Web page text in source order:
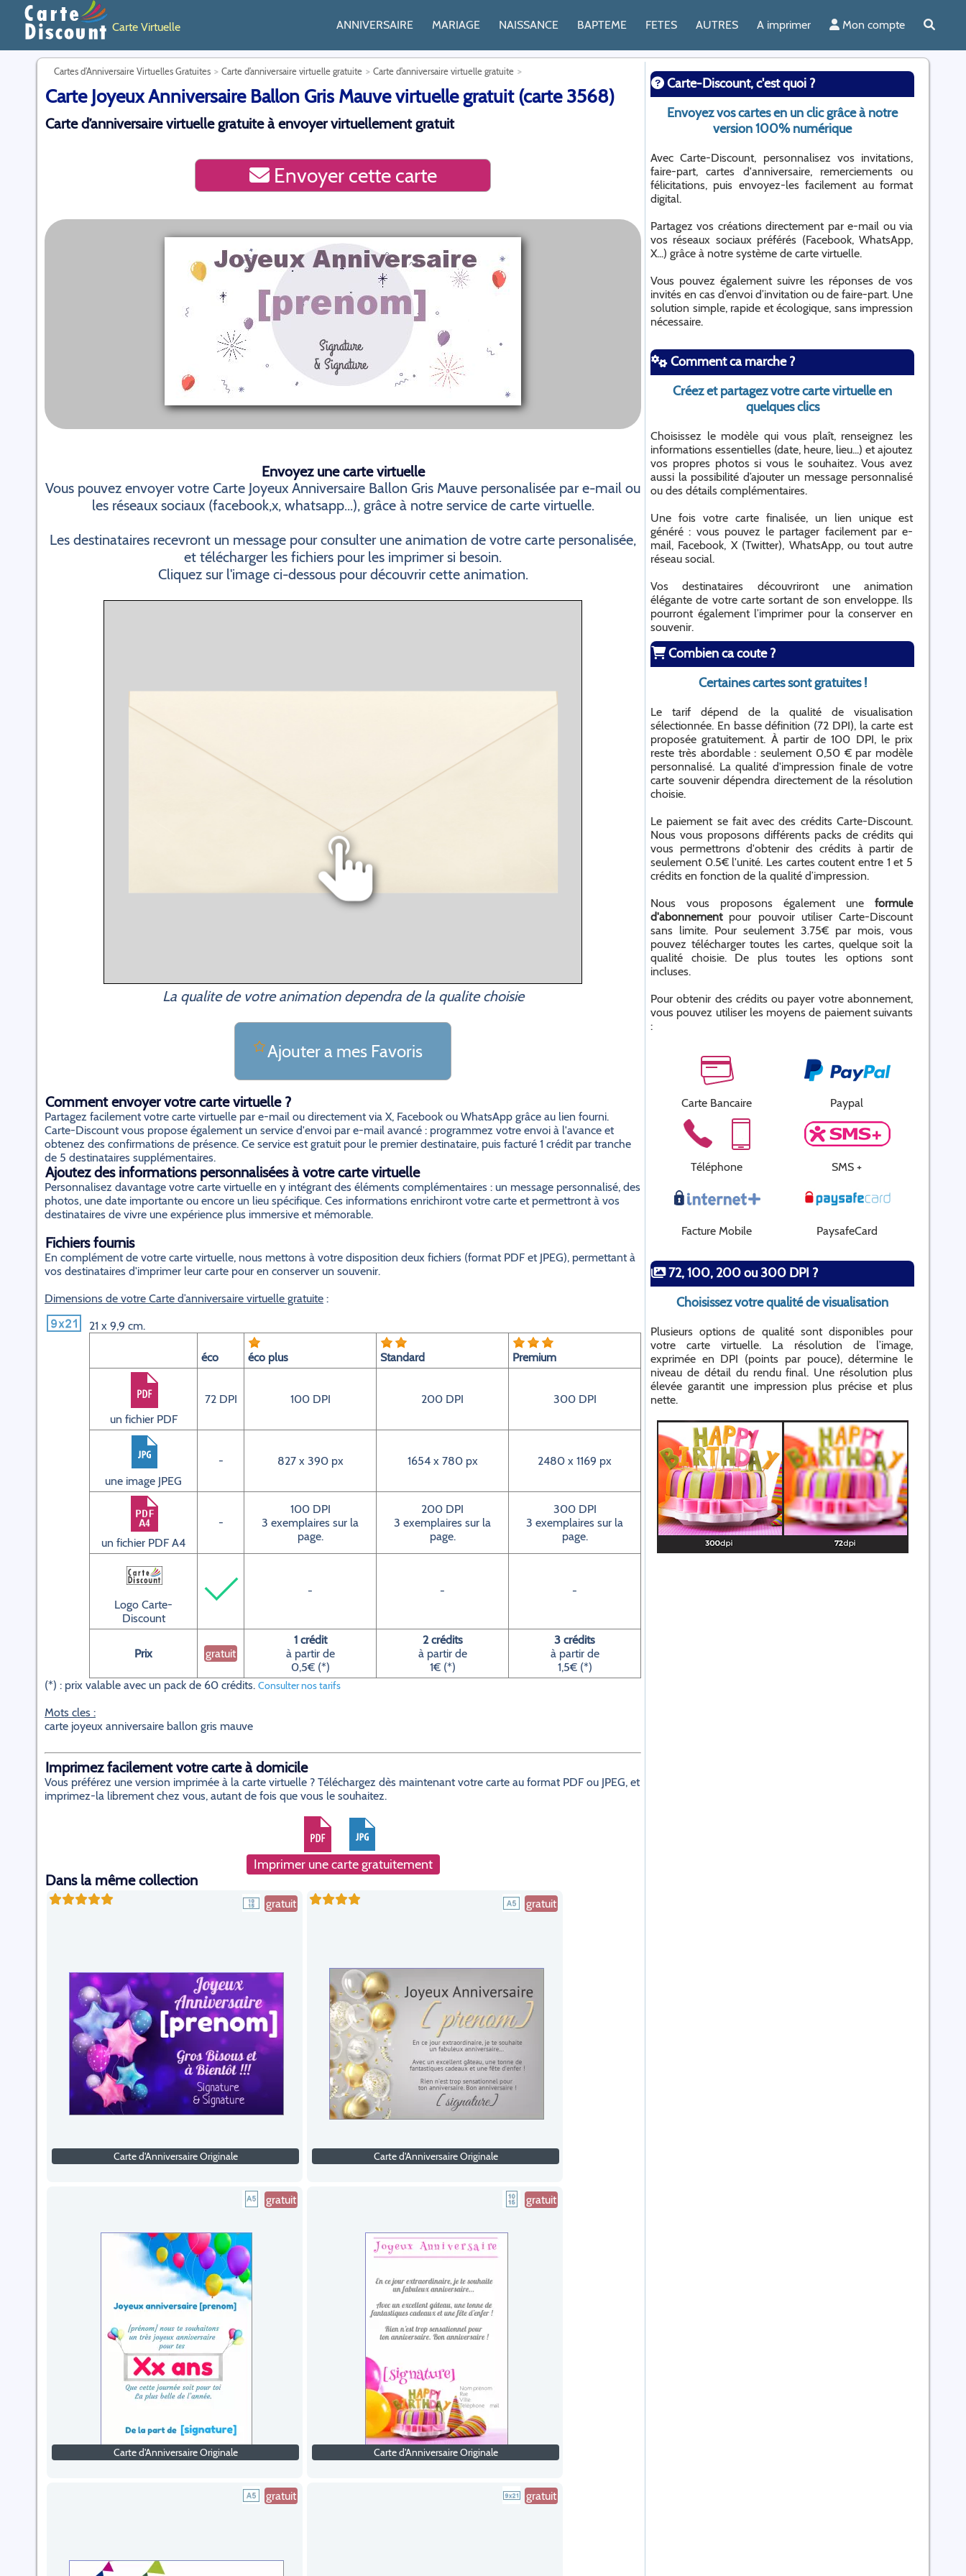
Carte Virtuelle ANNIVERSAIRE MARIAGE NAISSANCE BAPTEME FETES AUTRES A imprimer Mon compte
Cartes d’Anniversaire Virtuelles Gratuites Carte d’anniversaire virtuelle gratuite Carte d’anniversaire virtuelle gratuite
Carte Joyeux Anniversaire Ballon Gris Mauve virtuelle gratuit (carte 3568)
Carte d’anniversaire virtuelle gratuite à envoyer virtuellement gratuit
Envoyer cette carte
Envoyez une carte virtuelle
Vous pouvez envoyer votre Carte Joyeux Anniversaire Ballon Gris Mauve personalisée par e-mail ou
les réseaux sociaux (facebook,x, whatsapp...), grâce à notre service de carte virtuelle.
Les destinataires recevront un message pour consulter une animation de votre carte personalisée,
et télécharger les fichiers pour les imprimer si besoin.
Cliquez sur l'image ci-dessous pour découvrir cette animation.
La qualite de votre animation dependra de la qualite choisie
Ajouter a mes Favoris
Comment envoyer votre carte virtuelle ?
Partagez facilement votre carte virtuelle par e-mail ou directement via X, Facebook ou WhatsApp grâce au lien fourni.
Carte-Discount vous propose également un service d'envoi par e-mail avancé : programmez votre envoi à l'avance et
obtenez des confirmations de présence. Ce service est gratuit pour le premier destinataire, puis facturé 1 crédit par tranche
de 5 destinataires supplémentaires.
Ajoutez des informations personnalisées à votre carte virtuelle
Personnalisez davantage votre carte virtuelle en y intégrant des éléments complémentaires : un message personnalisé, des
photos, une date importante ou encore un lieu spécifique. Ces informations enrichiront votre carte et permettront à vos
destinataires de vivre une expérience plus immersive et mémorable.
Fichiers fournis
En complément de votre carte virtuelle, nous mettons à votre disposition deux fichiers (format PDF et JPEG), permettant à
vos destinataires d'imprimer leur carte pour en conserver un souvenir.
Dimensions de votre Carte d’anniversaire virtuelle gratuite :
21 x 9,9 cm.
éco éco plus Standard Premium
un fichier PDF
72 DPI 100 DPI 200 DPI 300 DPI
une image JPEG
- 827 x 390 px 1654 x 780 px 2480 x 1169 px
un fichier PDF A4
-
100 DPI
3 exemplaires sur la
page.
200 DPI
3 exemplaires sur la
page.
300 DPI
3 exemplaires sur la
page.
Logo Carte-
Discount
- - -
Prix gratuit
1 crédit
à partir de
0,5€ (*)
2 crédits
à partir de
1€ (*)
3 crédits
à partir de
1,5€ (*)
(*) : prix valable avec un pack de 60 crédits. Consulter nos tarifs
Mots cles :
carte joyeux anniversaire ballon gris mauve
Imprimez facilement votre carte à domicile
Vous préférez une version imprimée à la carte virtuelle ? Téléchargez dès maintenant votre carte au format PDF ou JPEG, et
imprimez-la librement chez vous, autant de fois que vous le souhaitez.
Imprimer une carte gratuitement
Dans la même collection
gratuit
Carte d'Anniversaire Originale
gratuit
Carte d'Anniversaire Originale
gratuit
Carte d'Anniversaire Originale
gratuit
Carte d'Anniversaire Originale
gratuit gratuit
Carte-Discount, c'est quoi ?
Envoyez vos cartes en un clic grâce à notre
version 100% numérique
Avec Carte-Discount, personnalisez vos invitations,
faire-part, cartes d'anniversaire, remerciements ou
félicitations, puis envoyez-les facilement au format
digital.
Partagez vos créations directement par e-mail ou via
vos réseaux sociaux préférés (Facebook, WhatsApp,
X...) grâce à notre système de carte virtuelle.
Vous pouvez également suivre les réponses de vos
invités en cas d’envoi d’invitation ou de faire-part. Une
solution simple, rapide et écologique, sans impression
nécessaire.
Comment ca marche ?
Créez et partagez votre carte virtuelle en
quelques clics
Choisissez le modèle qui vous plaît, renseignez les
informations essentielles (date, heure, lieu...) et ajoutez
vos propres photos si vous le souhaitez. Vous avez
aussi la possibilité d’ajouter un message personnalisé
ou des détails complémentaires.
Une fois votre carte finalisée, un lien unique est
généré : vous pouvez le partager facilement par e-
mail, Facebook, X (Twitter), WhatsApp, ou tout autre
réseau social.
Vos destinataires découvriront une animation
élégante de votre carte sortant de son enveloppe. Ils
pourront également l’imprimer pour la conserver en
souvenir.
Combien ca coute ?
Certaines cartes sont gratuites !
Le tarif dépend de la qualité de visualisation
sélectionnée. En basse définition (72 DPI), la carte est
proposée gratuitement. À partir de 100 DPI, le prix
reste très abordable : seulement 0,50 € par modèle
personnalisé. La qualité d'impression finale de votre
carte souvenir dépendra directement de la résolution
choisie.
Le paiement se fait avec des crédits Carte-Discount.
Nous vous proposons différents packs de crédits qui
vous permettrons d'obtenir des crédits à partir de
seulement 0.5€ l'unité. Les cartes coutent entre 1 et 5
crédits en fonction de la qualité d’impression.
Nous vous proposons également une formule
d'abonnementpour pouvoir utiliser Carte-Discount
sans limite. Pour seulement 3.75€ par mois, vous
pouvez télécharger toutes les cartes, quelque soit la
qualité choisie. De plus toutes les options sont
incluses.
Pour obtenir des crédits ou payer votre abonnement,
vous pouvez utiliser les moyens de paiement suivants
:
Carte Bancaire Paypal
Téléphone SMS +
Facture Mobile PaysafeCard
72, 100, 200 ou 300 DPI ?
Choisissez votre qualité de visualisation
Plusieurs options de qualité sont disponibles pour
votre carte virtuelle. La résolution de l’image,
exprimée en DPI (points par pouce), détermine le
niveau de détail du rendu final. Une résolution plus
élevée garantit une impression plus précise et plus
nette.